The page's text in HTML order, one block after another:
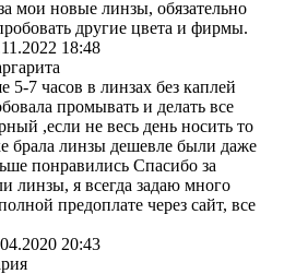
мои новые линзы, обязательно
другие цвета и фирмы.
18:48
7 часов в линзах без каплей
промывать и делать все
,если не весь день носить то
брала линзы дешевле были даже
понравились Спасибо за
линзы, я всегда задаю много
предоплате через сайт, все
20:43